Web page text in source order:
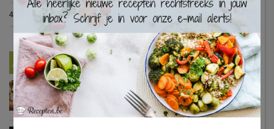
4.7 Gestoofde kip met dragon(7 votes)
Nieuwste Recepten
Turkse pizza met halloumi en courgette